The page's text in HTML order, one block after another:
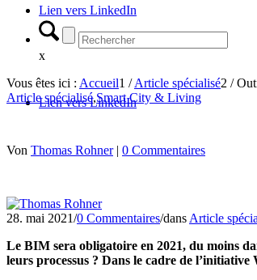
Lien vers LinkedIn
Lien vers LinkedIn
x
Vous êtes ici : Accueil1 / Article spécialisé2 /
Article spécialisé,Smart City & Living
Von Thomas Rohner | 0 Commentaires
28. mai 2021/0 Commentaires/dans Article
Le BIM sera obligatoire en 2021, du moins
leurs processus ? Dans le cadre de